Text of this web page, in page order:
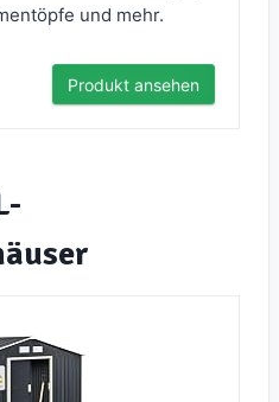
und mehr.
Produkt ansehen